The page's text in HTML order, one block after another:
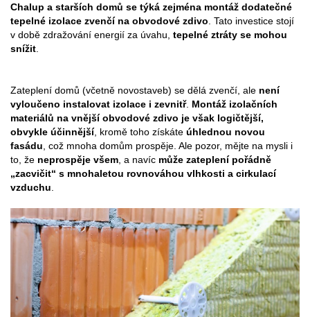
Chalup a starších domů se týká zejména montáž dodatečné
tepelné izolace zvenčí na obvodové zdivo . Tato investice stojí
v době zdražování energií za úvahu, tepelné ztráty se mohou
snížit
Zateplení domů (včetně novostaveb) se dělá zvenčí, ale není
vyloučeno instalovat izolace i zevnitř. Montáž izolačních
materiálů na vnější obvodové zdivo je však logičtější,
obvykle účinnější, kromě toho získáte úhlednou novou
fasádu , což mnoha domům prospěje. Ale pozor, mějte na mysli i
to, že neprospěje všem , a navíc může zateplení pořádně
„zacvičit“ s mnohaletou rovnováhou vlhkosti a cirkulací
vzduchu